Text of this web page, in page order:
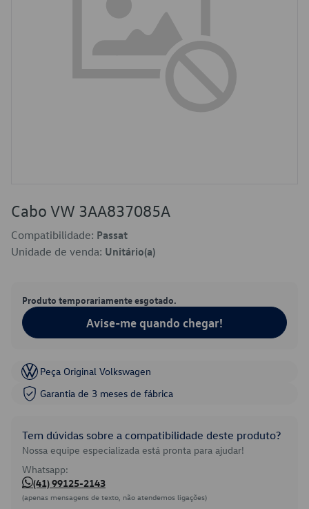
Cabo VW 3AA837085A
Compatibilidade: Passat
Unidade de venda: Unitário(a)
Produto temporariamente esgotado.
Avise-me quando chegar!
Peça Original Volkswagen
Garantia de 3 meses de fábrica
Tem dúvidas sobre a compatibilidade deste produto?
Nossa equipe especializada está pronta para ajudar!
Whatsapp:
(41) 99125-2143
(apenas mensagens de texto, não atendemos ligações)